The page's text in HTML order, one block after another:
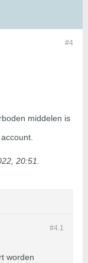
#4
middelen is
20:51
#4.1
worden